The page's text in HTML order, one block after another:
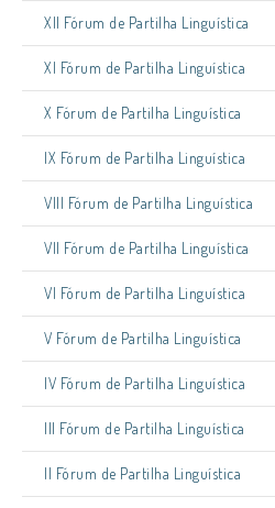
XII Fórum de Partilha Linguística
XI Fórum de Partilha Linguística
X Fórum de Partilha Linguística
IX Fórum de Partilha Linguística
VIII Fórum de Partilha Linguística
VII Fórum de Partilha Linguística
VI Fórum de Partilha Linguística
V Fórum de Partilha Linguística
IV Fórum de Partilha Linguística
III Fórum de Partilha Linguística
II Fórum de Partilha Linguística